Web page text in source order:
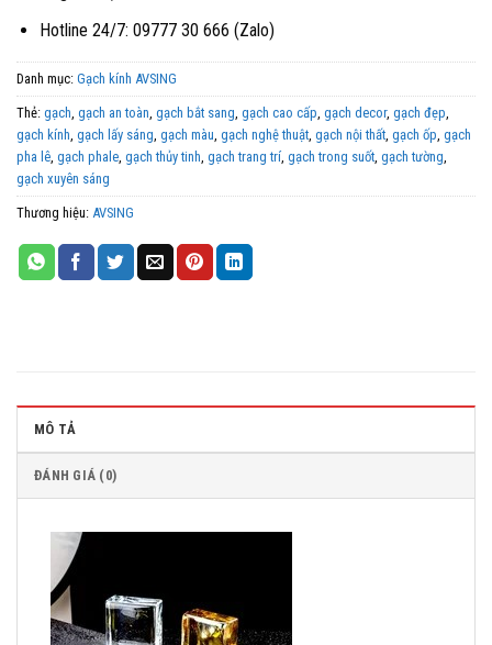
Hotline 24/7: 09777 30 666 (Zalo)
Danh mục: Gạch kính AVSING
Thẻ: gạch gạch an toàn gạch bắt sang gạch cao cấp gạch decor, gạch đẹp
gạch kính gạch lấy sáng gạch màu gạch nghệ thuật gạch nội thất gạch ốp gạch
pha lê gạch phale gạch thủy tinh gạch trang trí gạch trong suốt gạch tường
gạch xuyên sáng
Thương hiệu: AVSING
MÔ TẢ
ĐÁNH GIÁ (0)